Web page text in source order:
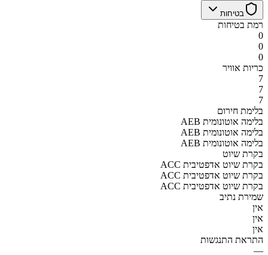
בטיחות
רמת בטיחות
0
0
0
כריות אוויר
7
7
7
בלימת חירום
AEB בלימה אוטונומית
AEB בלימה אוטונומית
AEB בלימה אוטונומית
בקרת שיוט
ACC בקרת שיוט אדפטיבית
ACC בקרת שיוט אדפטיבית
ACC בקרת שיוט אדפטיבית
שמירת נתיב
אין
אין
אין
התראת התנגשות
—